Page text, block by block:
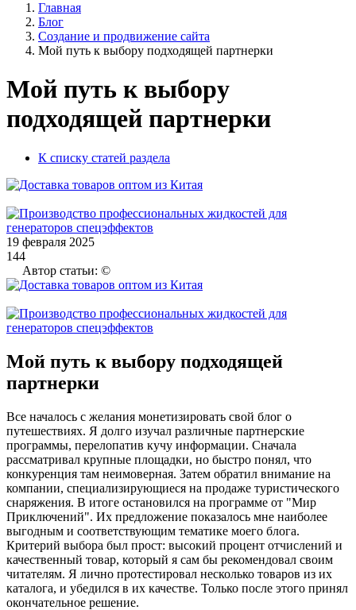
Главная
Блог
Создание и продвижение сайта
Мой путь к выбору подходящей партнерки
Мой путь к выбору
подходящей партнерки
К списку статей раздела
19 февраля 2025
144
Автор статьи: ©
Мой путь к выбору подходящей
партнерки
Все началось с желания монетизировать свой блог о
путешествиях. Я долго изучал различные партнерские
программы, перелопатив кучу информации. Сначала
рассматривал крупные площадки, но быстро понял, что
конкуренция там неимоверная. Затем обратил внимание на
компании, специализирующиеся на продаже туристического
снаряжения. В итоге остановился на программе от "Мир
Приключений". Их предложение показалось мне наиболее
выгодным и соответствующим тематике моего блога.
Критерий выбора был прост: высокий процент отчислений и
качественный товар, который я сам бы рекомендовал своим
читателям. Я лично протестировал несколько товаров из их
каталога, и убедился в их качестве. Только после этого принял
окончательное решение.